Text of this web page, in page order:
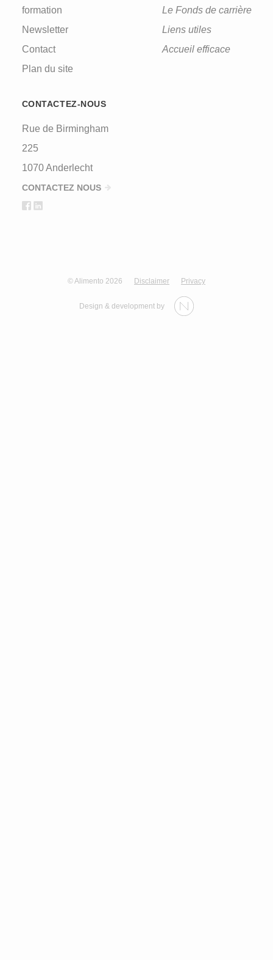
formation
Newsletter
Contact
Plan du site
Le Fonds de carrière
Liens utiles
Accueil efficace
CONTACTEZ-NOUS
Rue de Birmingham
225
1070 Anderlecht
CONTACTEZ NOUS
© Alimento 2026 Disclaimer Privacy
Design & development by